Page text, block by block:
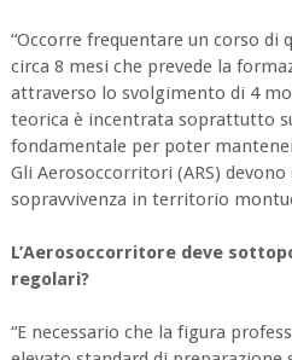
“Occorre frequentare un corso di
circa 8 mesi che prevede la
attraverso lo svolgimento di 4
teorica è incentrata soprattutto
fondamentale per poter
Gli Aerosoccorritori (ARS)
sopravvivenza in territorio
L’Aerosoccorritore deve
regolari?
“E necessario che la figura